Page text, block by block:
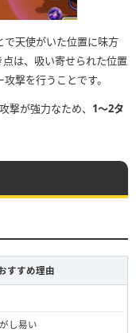
天使がいた位置に味方
は、吸い寄せられた位置
撃を行うことです。
撃が強力なため、 1〜2タ
すすめ理由
し易い